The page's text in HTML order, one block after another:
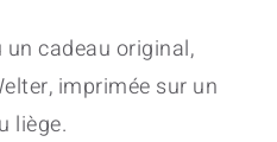
cadeau original,
imprimée sur un
liège.